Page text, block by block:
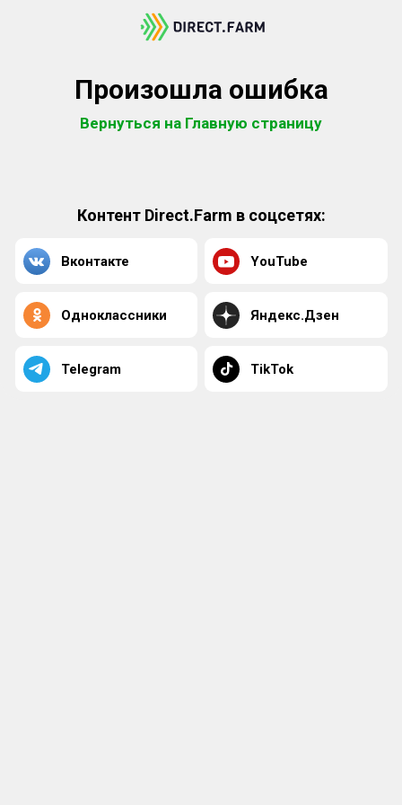
Произошла ошибка
Вернуться на Главную страницу
Контент Direct.Farm в соцсетях:
Вконтакте YouTube
Одноклассники Яндекс.Дзен
Telegram TikTok